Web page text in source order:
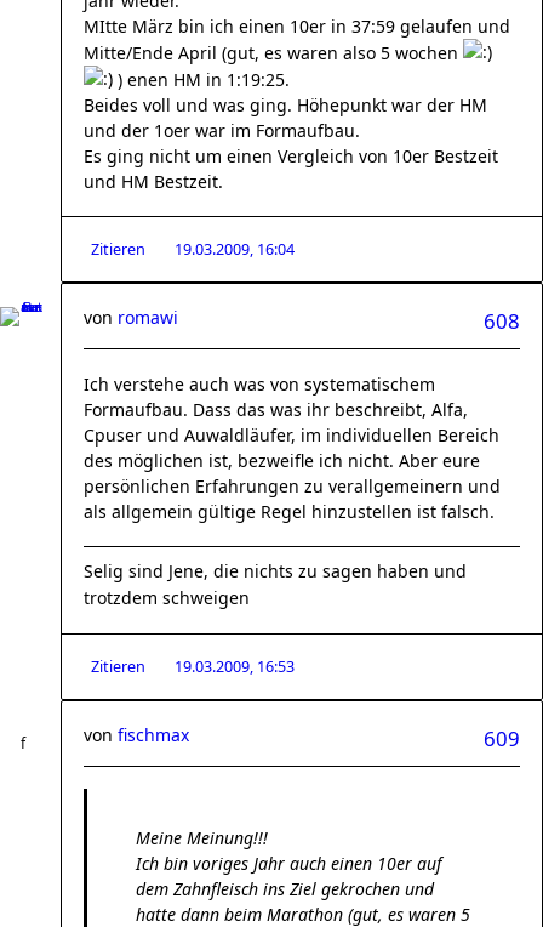
MItte März bin ich einen 10er in 37:59 gelaufen und
Mitte/Ende April (gut, es waren also 5 wochen
) enen HM in 1:19:25.
Beides voll und was ging. Höhepunkt war der HM
und der 1oer war im Formaufbau.
Es ging nicht um einen Vergleich von 10er Bestzeit
und HM Bestzeit.
Zitieren 19.03.2009, 16:04
608
von romawi
Ich verstehe auch was von systematischem
Formaufbau. Dass das was ihr beschreibt, Alfa,
Cpuser und Auwaldläufer, im individuellen Bereich
des möglichen ist, bezweifle ich nicht. Aber eure
persönlichen Erfahrungen zu verallgemeinern und
als allgemein gültige Regel hinzustellen ist falsch.
Selig sind Jene, die nichts zu sagen haben und
trotzdem schweigen
Zitieren 19.03.2009, 16:53
609
von fischmax
Meine Meinung!!!
Ich bin voriges Jahr auch einen 10er auf
dem Zahnfleisch ins Ziel gekrochen und
hatte dann beim Marathon (gut, es waren 5